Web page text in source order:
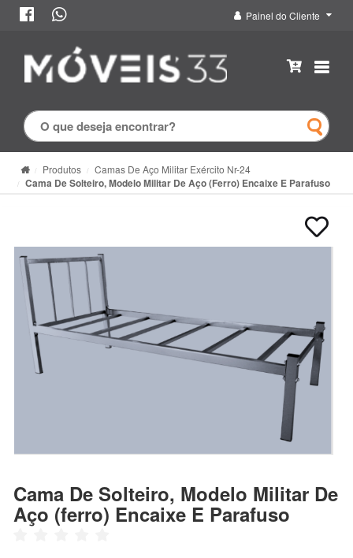
Painel do Cliente
Produtos Camas De Aço Militar Exército Nr-24
Cama De Solteiro, Modelo Militar De Aço (ferro) Encaixe E Parafuso
Cama De Solteiro, Modelo Militar De
Aço (ferro) Encaixe E Parafuso